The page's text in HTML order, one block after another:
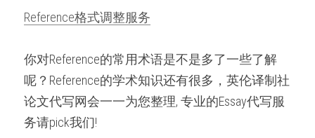
Reference格式调整服务
你对Reference的常用术语是不是多了一些了解
呢？Reference的学术知识还有很多，英伦译制社
论文代写网会一一为您整理, 专业的Essay代写服
务请pick我们!